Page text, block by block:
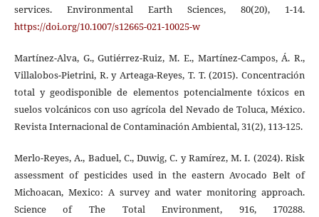
services. Environmental Earth Sciences, 80(20), 1-14.
https://doi.org/10.1007/s12665-021-10025-w
Martínez-Alva, G., Gutiérrez-Ruiz, M. E., Martínez-Campos, Á. R.,
Villalobos-Pietrini, R. y Arteaga-Reyes, T. T. (2015). Concentración
total y geodisponible de elementos potencialmente tóxicos en
suelos volcánicos con uso agrícola del Nevado de Toluca, México.
Revista Internacional de Contaminación Ambiental, 31(2), 113-125.
Merlo-Reyes, A., Baduel, C., Duwig, C. y Ramírez, M. I. (2024). Risk
assessment of pesticides used in the eastern Avocado Belt of
Michoacan, Mexico: A survey and water monitoring approach.
Science of The Total Environment, 916, 170288.